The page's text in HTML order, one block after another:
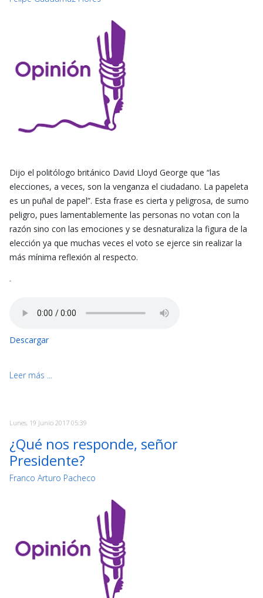
Dijo el politólogo británico David Lloyd George que “las
elecciones, a veces, son la venganza el ciudadano. La papeleta
es un puñal de papel”. Esta frase es cierta y peligrosa, de sumo
peligro, pues lamentablemente las personas no votan con la
razón sino con las emociones y se desnaturaliza la figura de la
elección ya que muchas veces el voto se ejerce sin realizar la
más mínima reflexión al respecto.
-
Descargar
Leer más ...
Lunes, 19 Junio 2017 05:39
¿Qué nos responde, señor
Presidente?
Franco Arturo Pacheco